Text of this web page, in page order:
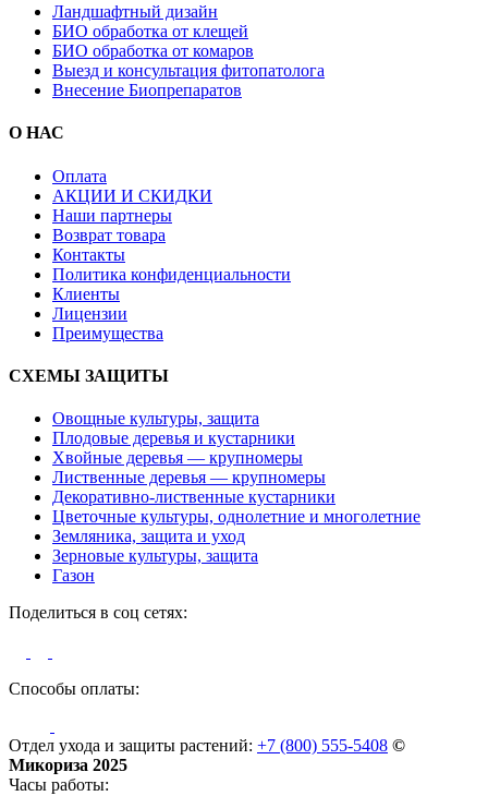
Ландшафтный дизайн
БИО обработка от клещей
БИО обработка от комаров
Выезд и консультация фитопатолога
Внесение Биопрепаратов
О НАС
Оплата
АКЦИИ И СКИДКИ
Наши партнеры
Возврат товара
Контакты
Политика конфиденциальности
Клиенты
Лицензии
Преимущества
СХЕМЫ ЗАЩИТЫ
Овощные культуры, защита
Плодовые деревья и кустарники
Хвойные деревья — крупномеры
Лиственные деревья — крупномеры
Декоративно-лиственные кустарники
Цветочные культуры, однолетние и многолетние
Земляника, защита и уход
Зерновые культуры, защита
Газон
Поделиться в соц сетях:
Способы оплаты:
Отдел ухода и защиты растений: +7 (800) 555-5408 ©
Микориза 2025
Часы работы: